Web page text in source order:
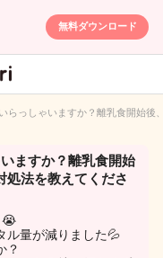
無料ダウンロード
らっしゃいますか？離乳食開始
ますか？離乳食開始
処法を教えてくださ
😭
ル量が減りました💦
？